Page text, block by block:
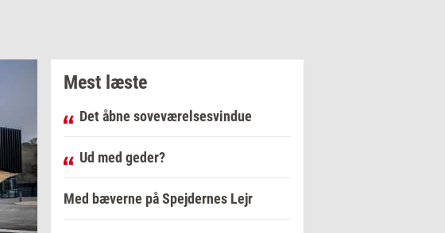
Mest læste
Det åbne soveværelsesvindue
Ud med geder?
Med bæverne på Spejdernes Lejr